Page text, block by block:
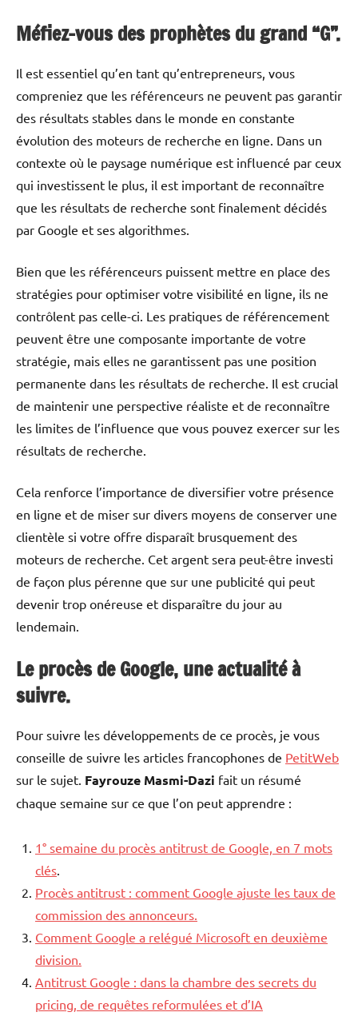
Méfiez-vous des prophètes du grand “G”.
Il est essentiel qu’en tant qu’entrepreneurs, vous
compreniez que les référenceurs ne peuvent pas garantir
des résultats stables dans le monde en constante
évolution des moteurs de recherche en ligne. Dans un
contexte où le paysage numérique est influencé par ceux
qui investissent le plus, il est important de reconnaître
que les résultats de recherche sont finalement décidés
par Google et ses algorithmes.
Bien que les référenceurs puissent mettre en place des
stratégies pour optimiser votre visibilité en ligne, ils ne
contrôlent pas celle-ci. Les pratiques de référencement
peuvent être une composante importante de votre
stratégie, mais elles ne garantissent pas une position
permanente dans les résultats de recherche. Il est crucial
de maintenir une perspective réaliste et de reconnaître
les limites de l’influence que vous pouvez exercer sur les
résultats de recherche.
Cela renforce l’importance de diversifier votre présence
en ligne et de miser sur divers moyens de conserver une
clientèle si votre offre disparaît brusquement des
moteurs de recherche. Cet argent sera peut-être investi
de façon plus pérenne que sur une publicité qui peut
devenir trop onéreuse et disparaître du jour au
lendemain.
Le procès de Google, une actualité à
suivre.
Pour suivre les développements de ce procès, je vous
conseille de suivre les articles francophones de PetitWeb
sur le sujet. Fayrouze Masmi-Dazi fait un résumé
chaque semaine sur ce que l’on peut apprendre :
1° semaine du procès antitrust de Google, en 7 mots
clés.
Procès antitrust : comment Google ajuste les taux de
commission des annonceurs.
Comment Google a relégué Microsoft en deuxième
division.
Antitrust Google : dans la chambre des secrets du
pricing, de requêtes reformulées et d’IA